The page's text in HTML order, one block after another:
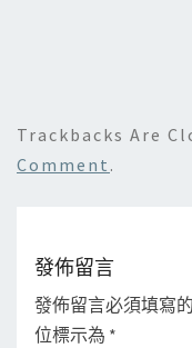
Trackbacks Are
Comment .
發佈留言
發佈留言必須填寫
位標示為 *